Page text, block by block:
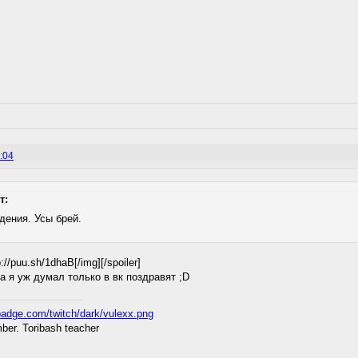
Усы брей.
puu.sh/1dhaB[/img][/spoiler]
я уж думал только в вк поздравят ;D
Toribash teacher